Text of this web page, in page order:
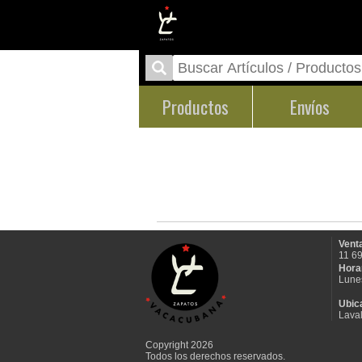
Productos Envíos
Copyright 2026
Todos los derechos reservados.
11